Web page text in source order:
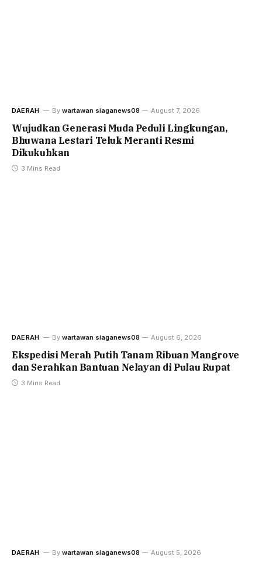
DAERAH By wartawan siaganews08 August 7, 2026
Wujudkan Generasi Muda Peduli Lingkungan,
Bhuwana Lestari Teluk Meranti Resmi
Dikukuhkan
3 Mins Read
DAERAH By wartawan siaganews08 August 6, 2026
Ekspedisi Merah Putih Tanam Ribuan Mangrove
dan Serahkan Bantuan Nelayan di Pulau Rupat
3 Mins Read
DAERAH By wartawan siaganews08 August 5, 2026